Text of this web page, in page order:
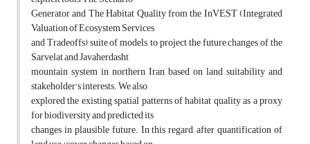
Generator and The Habitat Quality from the InVEST (Integrated
Valuation of Ecosystem Services
and Tradeoffs) suite of models, to project the future changes of the
Sarvelat and Javaherdasht
mountain system in northern Iran, based on land suitability and
stakeholder's interests. We also
explored the existing spatial patterns of habitat quality as a proxy
for biodiversity and predicted its
changes in plausible future. In this regard, after quantification of